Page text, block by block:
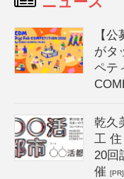
【
がタ
ペテ
乾久
工
20回
催[PR]